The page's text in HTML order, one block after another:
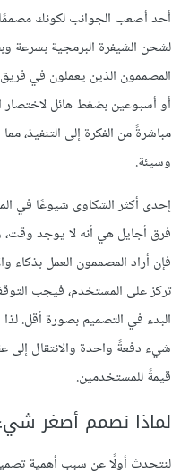
أحد أصعب الجوانب لكونك
لشحن الشيفرة البرمجية بسرعة
المصممون الذين يعملون في
أو أسبوعين بضغط هائل لاختصار
مباشرةً من الفكرة إلى التنفيذ،
وسيئة.
إحدى أكثر الشكاوى شيوعًا في
فرق أجايل هي أنه لا يوجد
فإن أراد المصممون العمل بذكاء
تركز على المستخدم، فيجب
البدء في التصميم بصورة أقل.
شيء دفعةً واحدة والانتقال
قيمةً للمستخدمين.
لماذا نصمم أصغر
لنتحدث أولًا عن سبب أهمية